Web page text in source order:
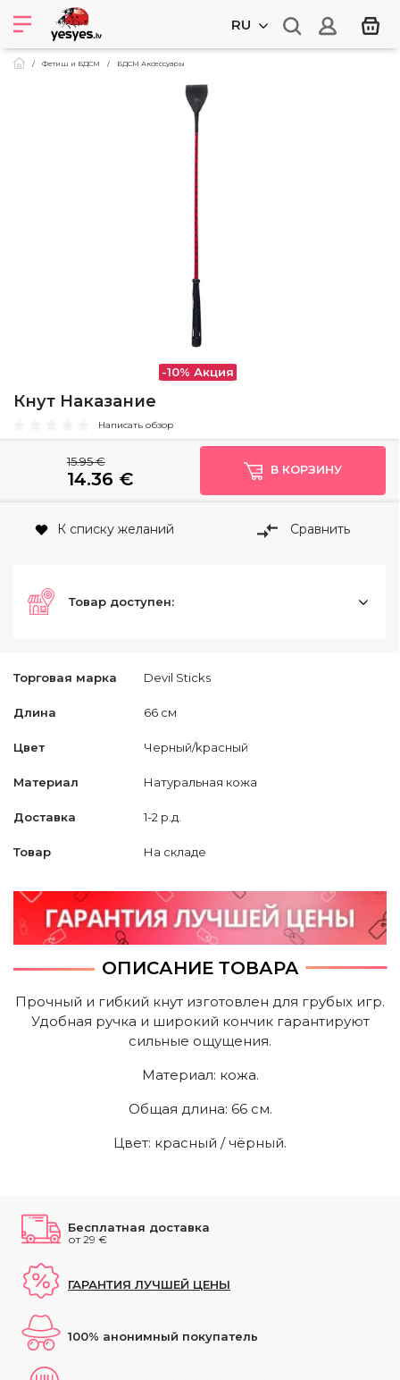
RU
Фетиш и БДСМ БДСМ Аксессуары
-10% Акция
Кнут Наказание
Написать обзор
Торговая марка Devil Sticks
Длина 66 см
Цвет Черный/kрасный
Материал Натуральная кожа
Доставка 1-2 р.д.
Товар На складе
15.95 €
14.36 € В КОРЗИНУ
К списку желаний Сравнить
Товар доступен:
ОПИСАНИЕ ТОВАРА
Прочный и гибкий кнут изготовлен для грубых игр.
Удобная ручка и широкий кончик гарантируют
сильные ощущения.
Mатериал: кожа.
Общая длина: 66 cм.
Цвет: красный / чёрный.
Бесплатная доставка
от 29 €
ГАРАНТИЯ ЛУЧШЕЙ ЦЕНЫ
100% анонимный покупатель